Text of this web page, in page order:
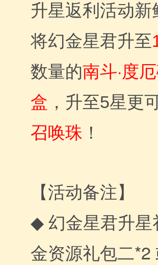
升星返利活动
将幻金星君升至
数量的南斗·度
盒 ，升至5星更
召唤珠 ！
【活动备注】
◆ 幻金星君升星
金资源礼包二